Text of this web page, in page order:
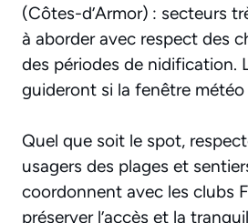
(Côtes-d’Armor) : secteurs
à aborder avec respect des
des périodes de nidification.
guideront si la fenêtre
Quel que soit le spot,
usagers des plages et
coordonnent avec les clubs
préserver l’accès et la